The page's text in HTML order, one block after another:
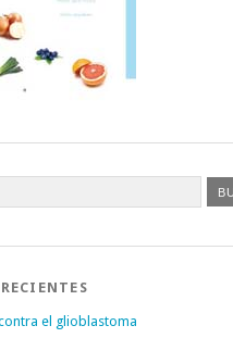
el glioblastoma